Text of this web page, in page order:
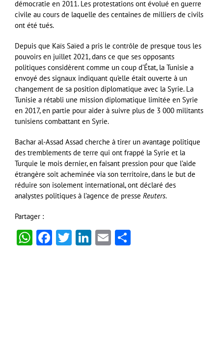
démocratie en 2011. Les protestations ont évolué en guerre
civile au cours de laquelle des centaines de milliers de civils
ont été tués.
Depuis que Kaïs Saïed a pris le contrôle de presque tous les
pouvoirs en juillet 2021, dans ce que ses opposants
politiques considèrent comme un coup d’État, la Tunisie a
envoyé des signaux indiquant qu’elle était ouverte à un
changement de sa position diplomatique avec la Syrie. La
Tunisie a rétabli une mission diplomatique limitée en Syrie
en 2017, en partie pour aider à suivre plus de 3 000 militants
tunisiens combattant en Syrie.
Bachar al-Assad Assad cherche à tirer un avantage politique
des tremblements de terre qui ont frappé la Syrie et la
Turquie le mois dernier, en faisant pression pour que l’aide
étrangère soit acheminée via son territoire, dans le but de
réduire son isolement international, ont déclaré des
analystes politiques à l’agence de presse Reuters.
Partager :
WhatsApp
Facebook
Twitter
LinkedIn
Email